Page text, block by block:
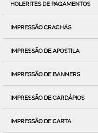
HOLERITES DE PAGAMENTOS
IMPRESSÃO CRACHÁS
IMPRESSÃO DE APOSTILA
IMPRESSÃO DE BANNERS
IMPRESSÃO DE CARDÁPIOS
IMPRESSÃO DE CARTA